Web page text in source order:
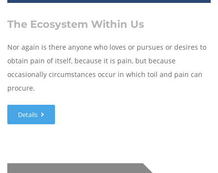
The Ecosystem Within Us
Nor again is there anyone who loves or pursues or desires to
obtain pain of itself, because it is pain, but because
occasionally circumstances occur in which toil and pain can
procure.
Details